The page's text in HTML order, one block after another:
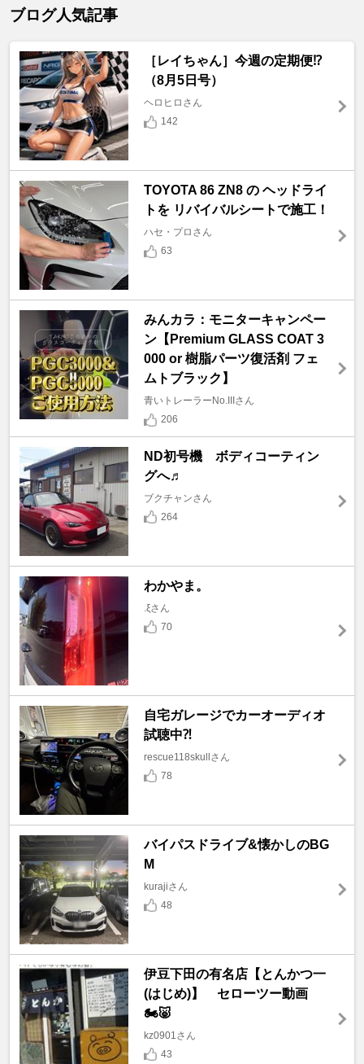
ブログ人気記事
［レイちゃん］今週の定期便⁉️
（8月5日号）
ヘロヒロさん
142
TOYOTA 86 ZN8 の ヘッドライ
トを リバイバルシートで施工！
ハセ・プロさん
63
みんカラ：モニターキャンペー
ン【Premium GLASS COAT 3
000 or 樹脂パーツ復活剤 フェ
ムトブラック】
青いトレーラーNo.IIIさん
206
ND初号機 ボディコーティン
グへ♬
ブクチャンさん
264
わかやま。
.ξさん
70
自宅ガレージでカーオーディオ
試聴中⁈
rescue118skullさん
78
バイパスドライブ&懐かしのBG
M
kurajiさん
48
伊豆下田の有名店【とんかつ一
(はじめ)】 セローツー動画
🏍🐷
kz0901さん
43